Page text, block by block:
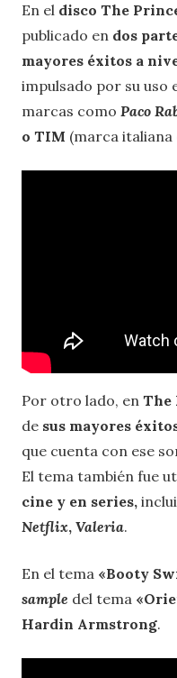
En el disco The
publicado en dos
mayores éxitos a
impulsado por su uso
marcas como Paco
o TIM (marca italiana
Por otro lado, en The
de sus mayores
que cuenta con ese
El tema también fue
cine y en series,
Netflix, Valeria.
En el tema «Booty
sample del tema
Hardin Armstrong.